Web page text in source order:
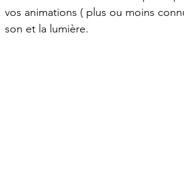
vos animations ( plus ou moins
son et la lumière.